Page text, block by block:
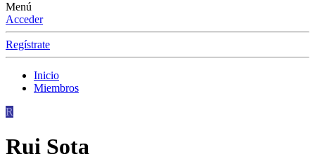
Menú
Acceder
Regístrate
Inicio
Miembros
R
Rui Sota